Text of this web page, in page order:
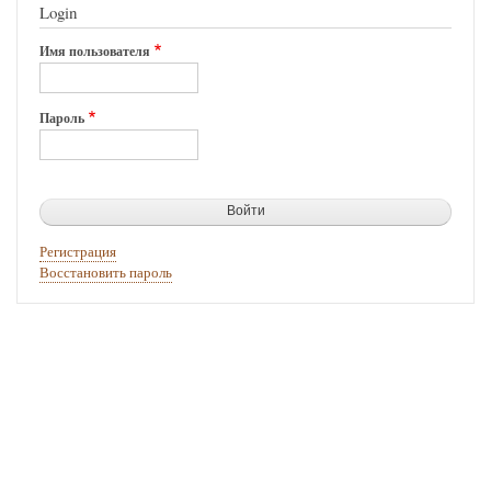
Login
Имя пользователя
Пароль
Регистрация
Восстановить пароль